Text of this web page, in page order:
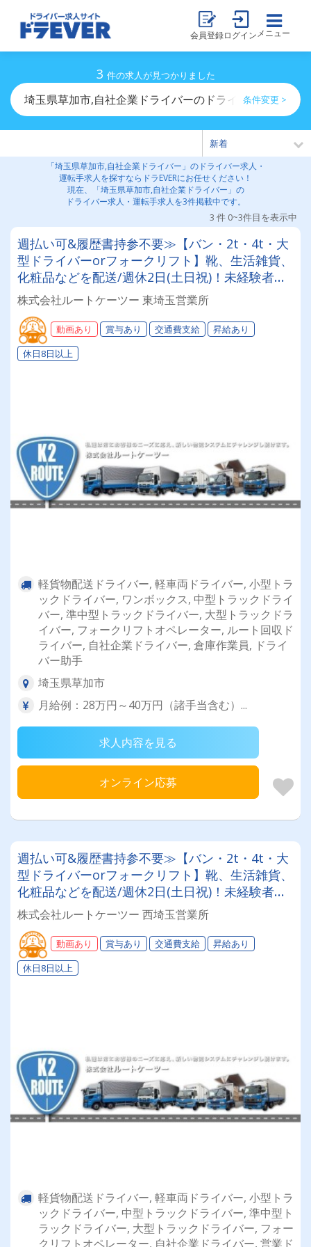
会員登録ログイン メニュー
3 件の求人が見つかりました
埼玉県草加市,自社企業ドライバーのドライバー求人・運
条件変更 >
「埼玉県草加市,自社企業ドライバー」のドライバー求人・
運転手求人を探すならドラEVERにお任せください！
現在、「埼玉県草加市,自社企業ドライバー」の
ドライバー求人・運転手求人を3件掲載中です。
3 件 0~3件目を表示中
週払い可&履歴書持参不要≫【バン・2t・4t・大
型ドライバーorフォークリフト】靴、生活雑貨、
化粧品などを配送/週休2日(土日祝)！未経験者・
普通免許のみ大歓迎！大型免許取得時は50%費用
補助制度も有★インセン・賞与・勤続給・子ども
手当など待遇充実
株式会社ルートケーツー 東埼玉営業所
動画あり 賞与あり 交通費支給
昇給あり
休日8日以上
軽貨物配送ドライバー, 軽車両ドライバー, 小型トラ
ックドライバー, ワンボックス, 中型トラックドライ
バー, 準中型トラックドライバー, 大型トラックドラ
イバー, フォークリフトオペレーター, ルート回収ド
ライバー, 自社企業ドライバー, 倉庫作業員, ドライ
バー助手
埼玉県草加市
月給例：28万円～40万円（諸手当含む）...
求人内容を見る
オンライン応募
週払い可&履歴書持参不要≫【バン・2t・4t・大
型ドライバーorフォークリフト】靴、生活雑貨、
化粧品などを配送/週休2日(土日祝)！未経験者・
普通免許のみ大歓迎！大型免許取得時は50%費用
補助制度も有★インセン・賞与・勤続給・子ども
手当など待遇充実
株式会社ルートケーツー 西埼玉営業所
動画あり 賞与あり 交通費支給
昇給あり
休日8日以上
軽貨物配送ドライバー, 軽車両ドライバー, 小型トラ
ックドライバー, 中型トラックドライバー, 準中型ト
ラックドライバー, 大型トラックドライバー, フォー
クリフトオペレーター, 自社企業ドライバー, 営業ド